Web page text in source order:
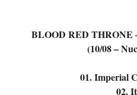
BLOOD RED THRONE
(10/08 –
01. Imperial
02.